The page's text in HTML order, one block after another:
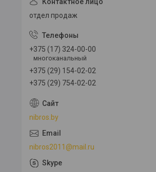
отдел продаж
+375 (17) 324-00-00
многоканальный
+375 (29) 154-02-02
+375 (29) 754-02-02
nibros.by
nibros2011@mail.ru